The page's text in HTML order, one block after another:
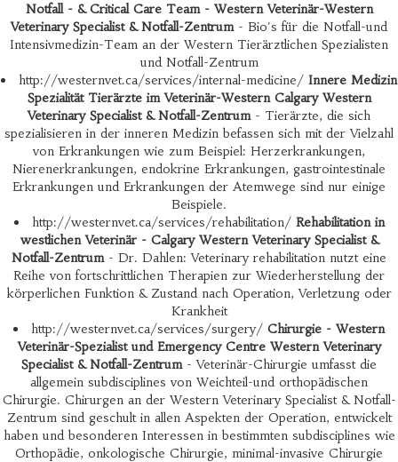
Notfall - & Critical Care Team - Western Veterinär-Western
Veterinary Specialist & Notfall-Zentrum- Bio's für die Notfall-und
Intensivmedizin-Team an der Western Tierärztlichen Spezialisten
und Notfall-Zentrum
http://westernvet.ca/services/internal-medicine/ Innere Medizin
Spezialität Tierärzte im Veterinär-Western Calgary Western
Veterinary Specialist & Notfall-Zentrum- Tierärzte, die sich
spezialisieren in der inneren Medizin befassen sich mit der Vielzahl
von Erkrankungen wie zum Beispiel: Herzerkrankungen,
Nierenerkrankungen, endokrine Erkrankungen, gastrointestinale
Erkrankungen und Erkrankungen der Atemwege sind nur einige
Beispiele.
http://westernvet.ca/services/rehabilitation/ Rehabilitation in
westlichen Veterinär - Calgary Western Veterinary Specialist &
Notfall-Zentrum- Dr. Dahlen: Veterinary rehabilitation nutzt eine
Reihe von fortschrittlichen Therapien zur Wiederherstellung der
körperlichen Funktion & Zustand nach Operation, Verletzung oder
Krankheit
http://westernvet.ca/services/surgery/ Chirurgie - Western
Veterinär-Spezialist und Emergency Centre Western Veterinary
Specialist & Notfall-Zentrum- Veterinär-Chirurgie umfasst die
allgemein subdisciplines von Weichteil-und orthopädischen
Chirurgie. Chirurgen an der Western Veterinary Specialist & Notfall-
Zentrum sind geschult in allen Aspekten der Operation, entwickelt
haben und besonderen Interessen in bestimmten subdisciplines wie
Orthopädie, onkologische Chirurgie, minimal-invasive Chirurgie